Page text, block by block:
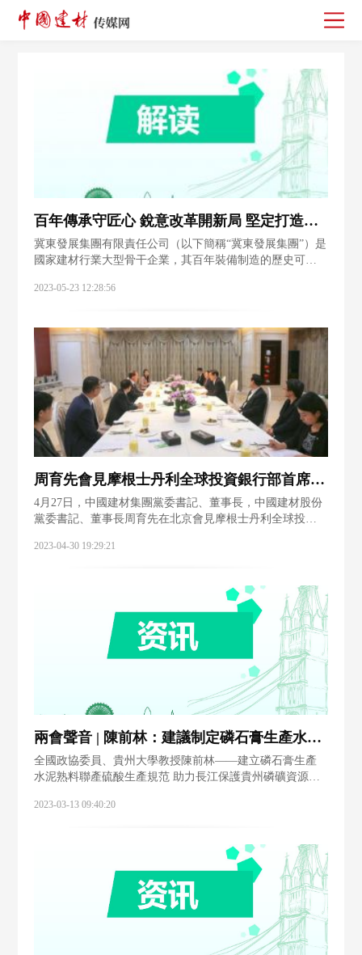
百年傳承守匠心 銳意改革開新局 堅定打造建材和冶金行業領先的智能系統集成綜合服務商
冀東發展集團有限責任公司（以下簡稱“冀東發展集團”）是
國家建材行業大型骨干企業，其百年裝備制造的歷史可追
誕生，打造了國內第一臺水泥旋窯、第一臺烘干機、第一
2023-05-23 12:28:56
周育先會見摩根士丹利全球投資銀行部首席執行長Mark Eichorn一行
4月27日，中國建材集團黨委書記、董事長，中國建材股份
黨委書記、董事長周育先在北京會見摩根士丹利全球投資
形勢、全球建材行業發展格局以及雙方未來國際化合作進
2023-04-30 19:29:21
兩會聲音 | 陳前林：建議制定磷石膏生產水泥熟料聯產硫酸生產的相關規范
全國政協委員、貴州大學教授陳前林——建立磷石膏生產
水泥熟料聯產硫酸生產規范 助力長江保護貴州磷礦資源豐
協委員陳前林是一位材料化學工程領域的科研工作者，他
2023-03-13 09:40:20